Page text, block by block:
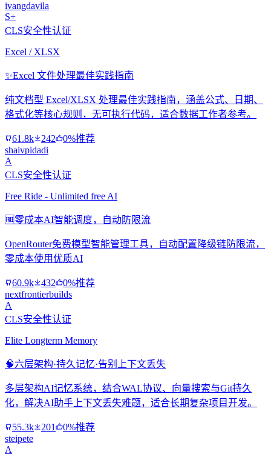
ivangdavila
S+
CLS安全性认证
Excel / XLSX
✨Excel 文件处理最佳实践指南
纯文档型 Excel/XLSX 处理最佳实践指南，涵盖公式、日期、
格式化等核心规则，无可执行代码，适合数据工作者参考。
61.8k 242
0%推荐
shaivpidadi
A
CLS安全性认证
Free Ride - Unlimited free AI
🆓零成本AI智能调度，自动防限流
OpenRouter免费模型智能管理工具，自动配置降级链防限流，
零成本使用优质AI
60.9k 432
0%推荐
nextfrontierbuilds
A
CLS安全性认证
Elite Longterm Memory
🧠六层架构·持久记忆·告别上下文丢失
多层架构AI记忆系统，结合WAL协议、向量搜索与Git持久
化，解决AI助手上下文丢失难题，适合长期复杂项目开发。
55.3k 201
0%推荐
steipete
A